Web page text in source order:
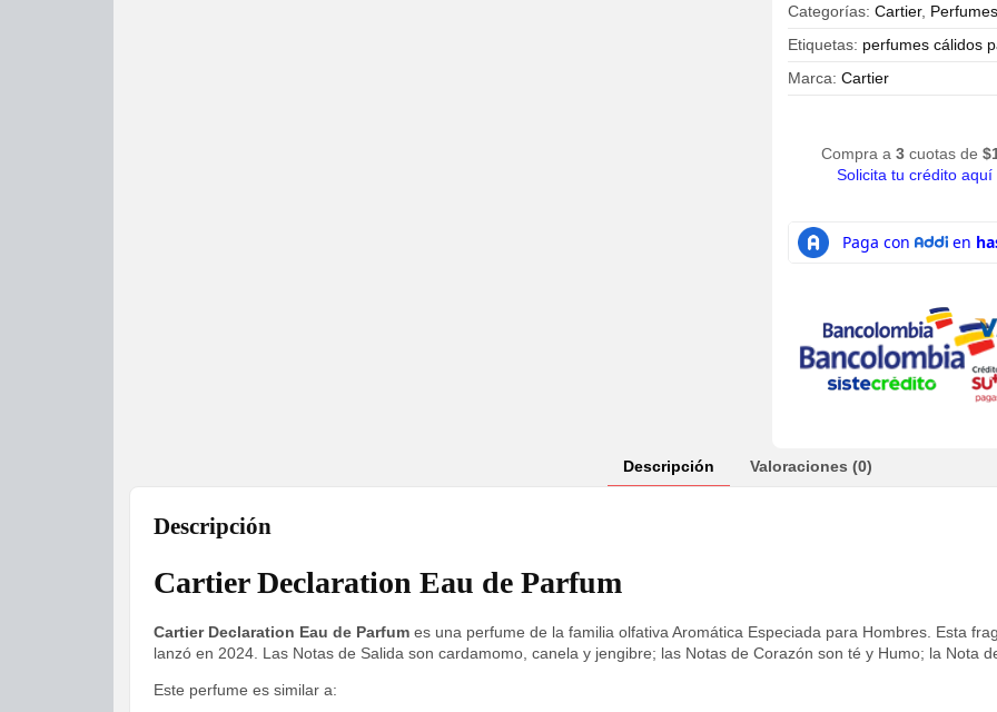
Categorías:Cartier,
Etiquetas: perfumes cálidos
Marca:Cartier
Compra a3 cuotas de$
Solicita tu crédito aquí
Descripción Valoraciones (0)
Descripción
Cartier Declaration Eau de Parfum
Cartier Declaration Eau de Parfum es una perfume de la familia olfativa Aromática Especiada para Hombres. Esta
lanzó en 2024. Las Notas de Salida son cardamomo, canela y jengibre; las Notas de Corazón son té y Humo; la Nota
Este perfume es similar a: